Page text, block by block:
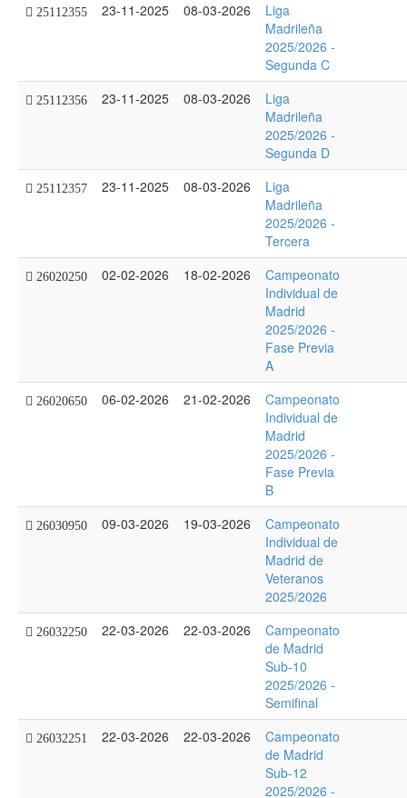
25112355 23-11-2025 08-03-2026
Liga
Madrileña
2025/2026 -
Segunda C
25112356 23-11-2025 08-03-2026
Liga
Madrileña
2025/2026 -
Segunda D
25112357 23-11-2025 08-03-2026
Liga
Madrileña
2025/2026 -
Tercera
26020250 02-02-2026 18-02-2026
Campeonato
Individual de
Madrid
2025/2026 -
Fase Previa
A
26020650 06-02-2026 21-02-2026
Campeonato
Individual de
Madrid
2025/2026 -
Fase Previa
B
26030950 09-03-2026 19-03-2026
Campeonato
Individual de
Madrid de
Veteranos
2025/2026
26032250 22-03-2026 22-03-2026
Campeonato
de Madrid
Sub-10
2025/2026 -
Semifinal
26032251 22-03-2026 22-03-2026
Campeonato
de Madrid
Sub-12
2025/2026 -